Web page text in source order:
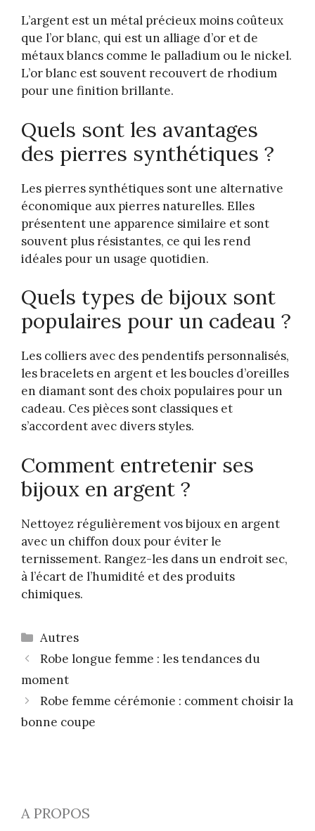
L’argent est un métal précieux moins coûteux
que l’or blanc, qui est un alliage d’or et de
métaux blancs comme le palladium ou le nickel.
L’or blanc est souvent recouvert de rhodium
pour une finition brillante.
Quels sont les avantages
des pierres synthétiques ?
Les pierres synthétiques sont une alternative
économique aux pierres naturelles. Elles
présentent une apparence similaire et sont
souvent plus résistantes, ce qui les rend
idéales pour un usage quotidien.
Quels types de bijoux sont
populaires pour un cadeau ?
Les colliers avec des pendentifs personnalisés,
les bracelets en argent et les boucles d’oreilles
en diamant sont des choix populaires pour un
cadeau. Ces pièces sont classiques et
s’accordent avec divers styles.
Comment entretenir ses
bijoux en argent ?
Nettoyez régulièrement vos bijoux en argent
avec un chiffon doux pour éviter le
ternissement. Rangez-les dans un endroit sec,
à l’écart de l’humidité et des produits
chimiques.
Catégories
Autres
Robe longue femme : les tendances du
moment
Robe femme cérémonie : comment choisir la
bonne coupe
A PROPOS